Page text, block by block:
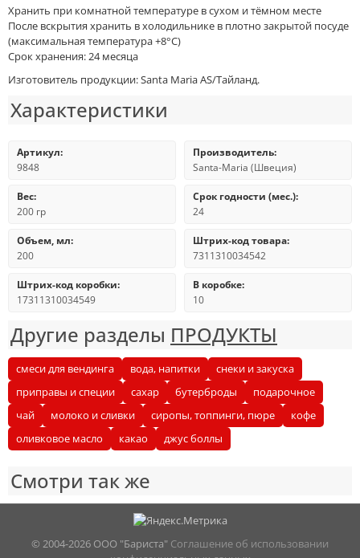
Хранить при комнатной температуре в сухом и тёмном месте
После вскрытия хранить в холодильнике в плотно закрытой посуде
(максимальная температура +8°С)
Срок хранения: 24 месяца
Изготовитель продукции: Santa Maria AS/Тайланд.
Характеристики
Артикул:
9848
Производитель:
Santa-Maria (Швеция)
Вес:
200 гр
Срок годности (мес.):
24
Объем, мл:
200
Штрих-код товара:
7311310034542
Штрих-код коробки:
17311310034549
В коробке:
10
Другие разделы ПРОДУКТЫ
смеси для вендинга вода, напитки
снеки и закуска
приправы и специи
сахар бутерброды
подарочное
чай
молоко и сливки сиропы, топпинги, пюре
кофе
оливковое масло
какао джус боллы
Смотри так же
© 2004-2026 ООО "Бариста" Соглашение об использовании